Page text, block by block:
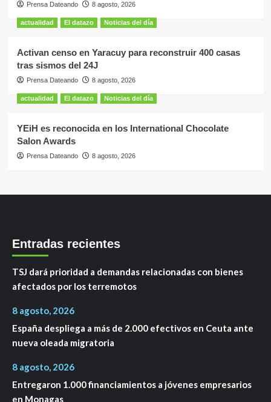
Prensa Dateando 8 agosto, 2026
actualidad El datazo Noticias del día
Activan censo en Yaracuy para reconstruir 400 casas
tras sismos del 24J
Prensa Dateando 8 agosto, 2026
actualidad El datazo Noticias del día
YEiH es reconocida en los International Chocolate
Salon Awards
Prensa Dateando 8 agosto, 2026
Entradas recientes
TSJ dará prioridad a demandas relacionadas con bienes
afectados por los terremotos
8 agosto, 2026
España despliega a más de 2.000 efectivos en Ceuta ante
nueva oleada migratoria
8 agosto, 2026
Entregaron 1.000 financiamientos a jóvenes empresarios
en Monagas